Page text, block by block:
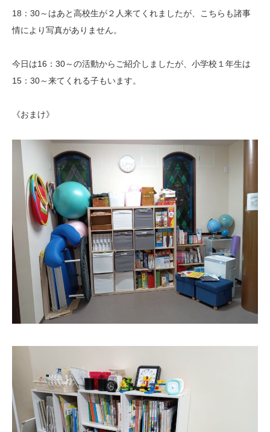
18：30～はあと高校生が２人来てくれましたが、こちらも諸事
情により写真がありません。
今日は16：30～の活動からご紹介しましたが、小学校１年生は
15：30～来てくれる子もいます。
《おまけ》